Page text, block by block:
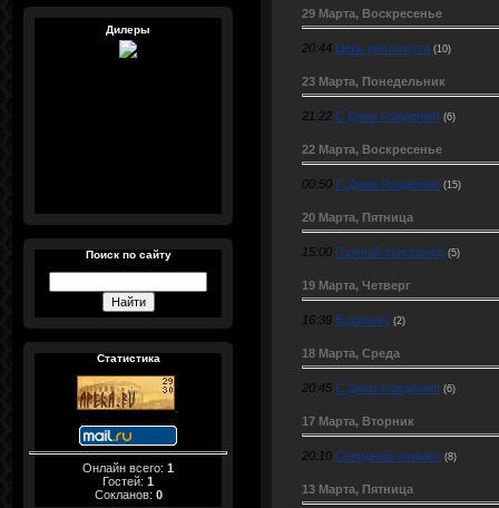
Дилеры
Поиск по сайту
Статистика
Онлайн всего: 1
Гостей: 1
Сокланов: 0
29 Марта, Воскресенье
20:44 Цель достигнута (10)
23 Марта, Понедельник
21:22 С Днем Рождения! (6)
22 Марта, Воскресенье
00:50 С Днем Рождения! (15)
20 Марта, Пятница
15:00 Горячий пенсионер (5)
19 Марта, Четверг
16:39 В догонку (2)
18 Марта, Среда
20:45 С Днем Рождения! (6)
17 Марта, Вторник
20:10 Солидный возраст (8)
13 Марта, Пятница